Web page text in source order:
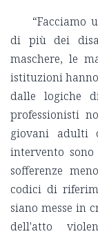
“Facciamo
di più dei
maschere, le
istituzioni
dalle logiche
professionisti
giovani adulti
intervento
sofferenze
codici di
siano messe in
dell'atto